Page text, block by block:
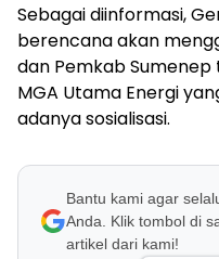
Sebagai diinformasi,
berencana akan
dan Pemkab Sumenep
MGA Utama Energi
adanya sosialisasi.
Bantu kami agar
Anda. Klik tombol di
artikel dari kami!